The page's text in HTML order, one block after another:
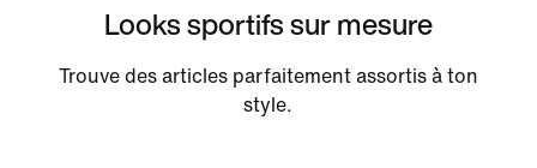
Looks sportifs sur mesure
Trouve des articles parfaitement assortis à ton
style.